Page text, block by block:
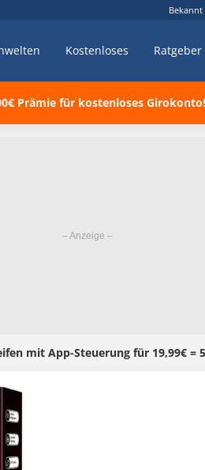
Bekannt
Kostenloses Ratgeber
Prämie für kostenloses Girokonto!
mit App-Steuerung für 19,99€ =